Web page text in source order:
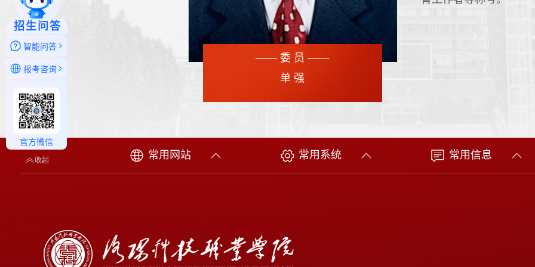
—— 委 员 ——
单 强
常用网站 常用系统 常用信息
招生问答
智能问答
报考咨询
官方微信
收起